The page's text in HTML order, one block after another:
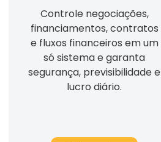
Controle negociações,
financiamentos, contratos
e fluxos financeiros em um
só sistema e garanta
segurança, previsibilidade e
lucro diário.